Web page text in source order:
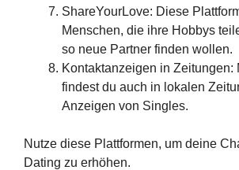
ShareYourLove: Diese
Menschen, die ihre Hobbys
so neue Partner finden wollen.
Kontaktanzeigen in Zeitungen:
findest du auch in lokalen
Anzeigen von Singles.
Nutze diese Plattformen, um deine
Dating zu erhöhen.